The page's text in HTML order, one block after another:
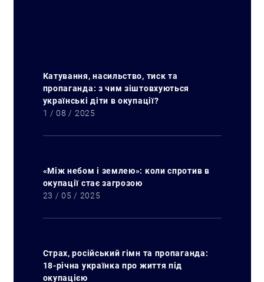
Катування, насильство, тиск та
пропаганда: з чим зіштовхуються
українські діти в окупації?
1 / 08 / 2025
«Між небом і землею»: коли спротив в
окупації стає загрозою
23 / 05 / 2025
Страх, російський гімн та пропаганда:
18-річна українка про життя під
окупацією